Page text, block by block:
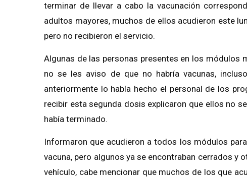
terminar de llevar a cabo la vacunación
adultos mayores, muchos de ellos acudieron este
pero no recibieron el servicio.
Algunas de las personas presentes en los
no se les aviso de que no habría vacunas,
anteriormente lo había hecho el personal de los
recibir esta segunda dosis explicaron que ellos no
había terminado.
Informaron que acudieron a todos los módulos
vacuna, pero algunos ya se encontraban cerrados y
vehículo, cabe mencionar que muchos de los que